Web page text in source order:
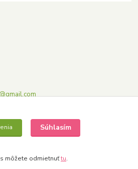
Súhlasím
môžete odmietnuťtu.